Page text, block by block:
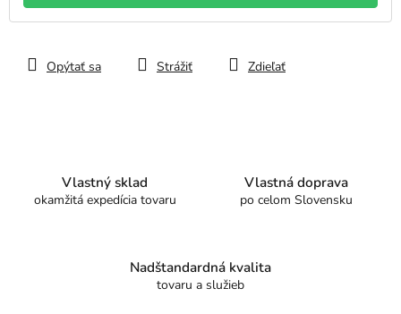
Opýtať sa Strážiť Zdieľať
Vlastný sklad
okamžitá expedícia tovaru
Vlastná doprava
po celom Slovensku
Nadštandardná kvalita
tovaru a služieb